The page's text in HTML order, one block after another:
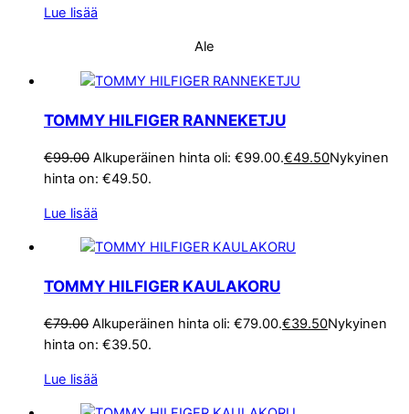
Lue lisää
Ale
TOMMY HILFIGER RANNEKETJU
€99.00 Alkuperäinen hinta oli: €99.00.€49.50Nykyinen
hinta on: €49.50.
Lue lisää
TOMMY HILFIGER KAULAKORU
€79.00 Alkuperäinen hinta oli: €79.00.€39.50Nykyinen
hinta on: €39.50.
Lue lisää